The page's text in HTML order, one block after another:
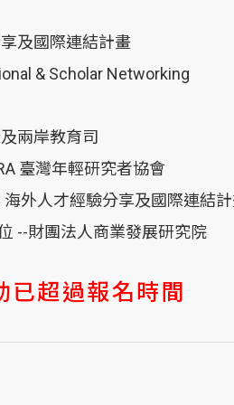
及國際連結計畫
& Scholar Networking
兩岸教育司
臺灣年輕研究者協會
海外人才經驗分享及國際連結
團法人商業發展研究院
已超過報名時間